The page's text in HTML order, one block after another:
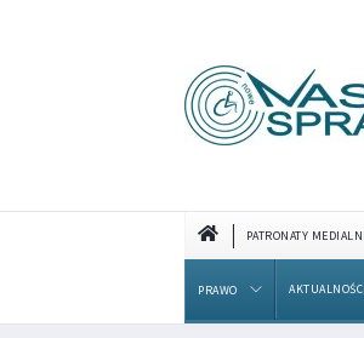
PATRONATY
PRAWO AKTUALNOŚCI